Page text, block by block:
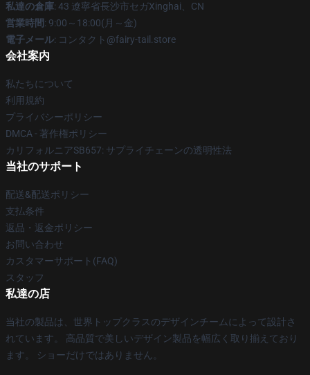
私達の倉庫: 43 遼寧省長沙市セガXinghai、CN
営業時間: 9:00～18:00(月～金)
電子メール: コンタクト@fairy-tail.store
会社案内
私たちについて
利用規約
プライバシーポリシー
DMCA - 著作権ポリシー
カリフォルニアSB657: サプライチェーンの透明性法
当社のサポート
配送&配送ポリシー
支払条件
返品・返金ポリシー
お問い合わせ
カスタマーサポート(FAQ)
スタッフ
私達の店
当社の製品は、世界トップクラスのデザインチームによって設計さ
れています。 高品質で美しいデザイン製品を幅広く取り揃えており
ます。 ショーだけではありません。